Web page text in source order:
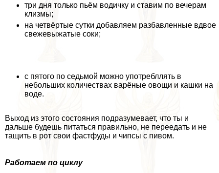
три дня только пьём водичку и ставим по вечерам
клизмы;
на четвёртые сутки добавляем разбавленные вдвое
свежевыжатые соки;
с пятого по седьмой можно употрeбллять в
небольших количествах варёные овощи и кашки на
воде.
Выход из этого состояния подразумевает, что ты и
дальше будешь питаться правильно, не переедать и не
тащить в рот свои фастфуды и чипсы с пивом.
Работаем по циклу